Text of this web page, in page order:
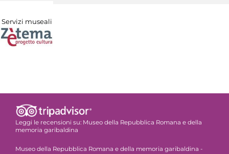
Servizi museali
Leggi le recensioni su: Museo della Repubblica Romana e della
memoria garibaldina
Museo della Repubblica Romana e della memoria garibaldina -